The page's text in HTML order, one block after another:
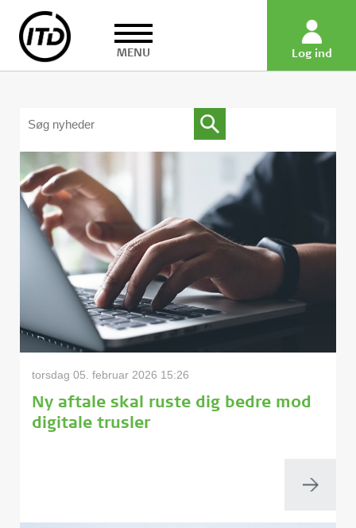
MENU Log ind
torsdag 05. februar 2026 15:26
Ny aftale skal ruste dig bedre mod
digitale trusler